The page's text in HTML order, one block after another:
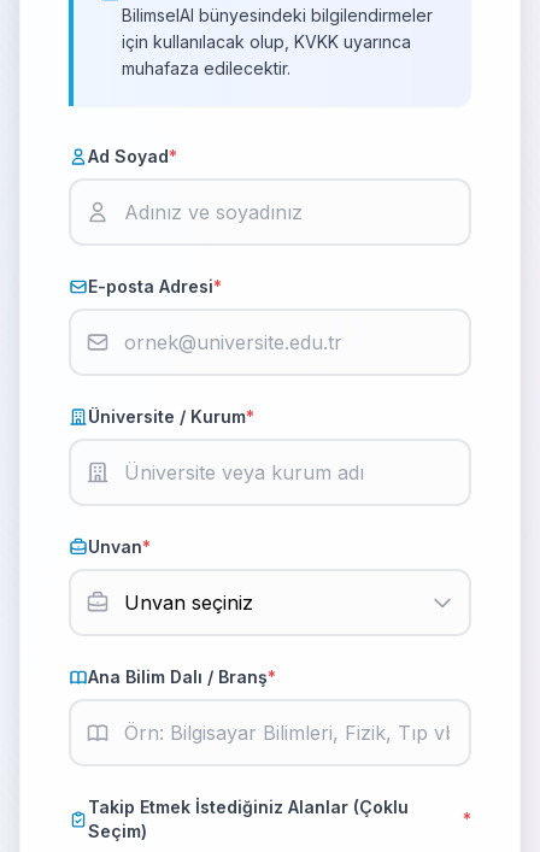
BilimselAI bünyesindeki bilgilendirmeler
için kullanılacak olup, KVKK uyarınca
muhafaza edilecektir.
Ad Soyad*
E-posta Adresi*
Üniversite / Kurum*
Unvan*
Ana Bilim Dalı / Branş*
Takip Etmek İstediğiniz Alanlar (Çoklu
Seçim)
*